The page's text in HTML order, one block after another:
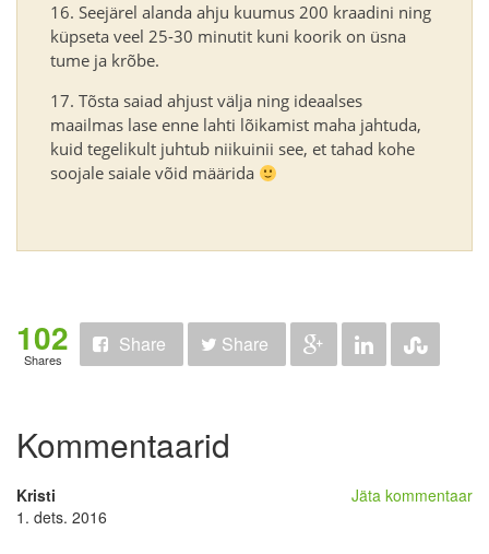
Seejärel alanda ahju kuumus 200 kraadini ning
küpseta veel 25-30 minutit kuni koorik on üsna
tume ja krõbe.
Tõsta saiad ahjust välja ning ideaalses
maailmas lase enne lahti lõikamist maha jahtuda,
kuid tegelikult juhtub niikuinii see, et tahad kohe
soojale saiale võid määrida
102
Shares
Share Share
Kommentaarid
Jäta kommentaar
Kristi
1. dets. 2016